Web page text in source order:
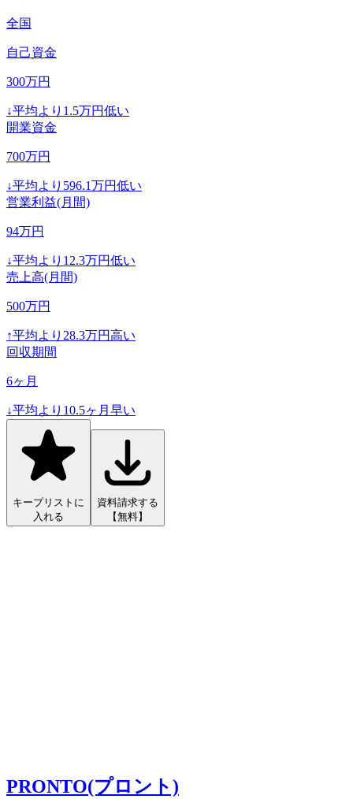
全国
自己資金
300万円
↓平均より 1.5万円低い
開業資金
700万円
↓平均より 596.1万円低い
営業利益(月間)
94万円
↓平均より 12.3万円低い
売上高(月間)
500万円
↑平均より 28.3万円高い
回収期間
6ヶ月
↓平均より 10.5ヶ月早い
キープリストに
入れる
資料請求する
【無料】
PRONTO(プロント)